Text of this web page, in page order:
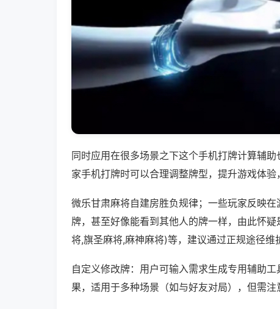
同时应用在很多场景之下这个手机打牌计算辅
家手机打牌时可以合理调整牌型，提升游戏体验
微乐甘肃麻将自建房胜负规律；一些玩家反映
牌，甚至好像能看到其他人的牌一样，由此怀
将,旗圣麻将,麻神麻将)等，建议通过正规途径维
自定义修改牌：用户可输入需求生成专用辅助
果，适用于多种场景（如与好友对局），但需注